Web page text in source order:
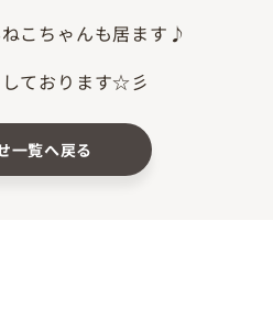
こちゃんも居ます♪
ております☆彡
一覧へ戻る